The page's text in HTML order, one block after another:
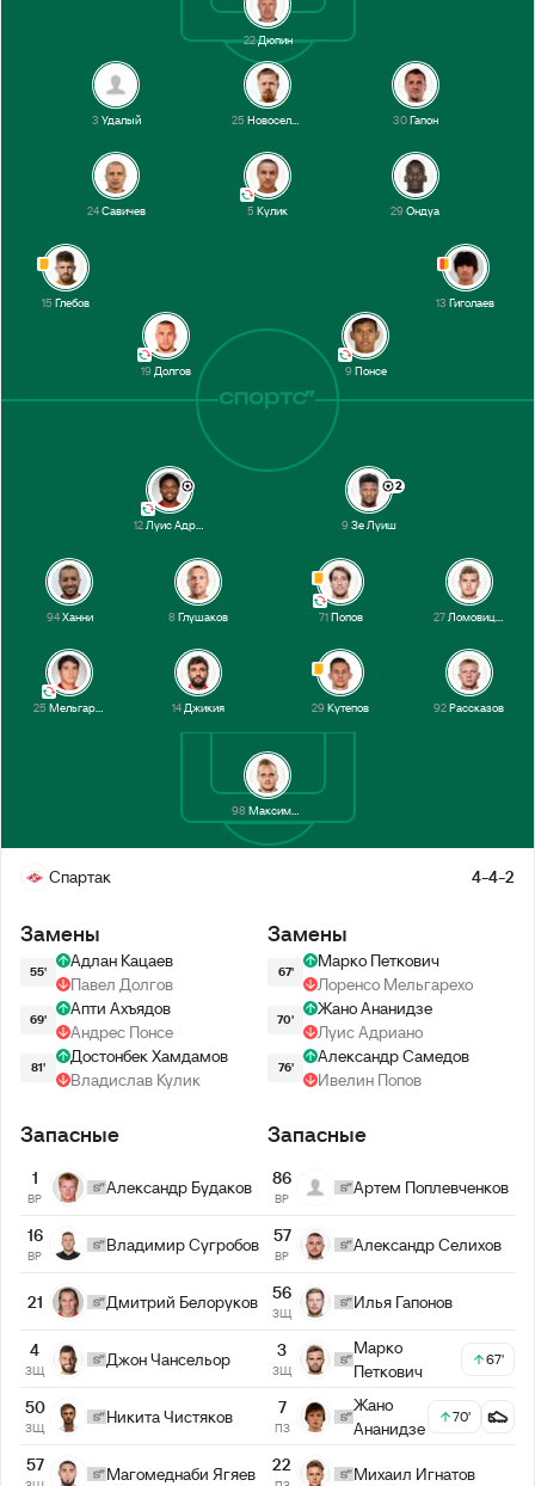
1-й тайм
22Дюпин
30Гапон
25 Новосельцев
3 Удалый
24Савичев
13 Гиголаев
15 Глебов
29Ондуа
5 Кулик
9Понсе
19Долгов
98Максименко
14Джикия 29Кутепов 92Рассказов
25 Мельгарехо
94Ханни 8Глушаков 71Попов 27Ломовицкий
12Луис Адриано
2
9Зе Луиш
Спартак 4-4-2
Замены
55'
Адлан Кацаев
Павел Долгов
69'
Апти Ахъядов
Андрес Понсе
81'
Достонбек Хамдамов
Владислав Кулик
Замены
67'
Марко Петкович
Лоренсо Мельгарехо
70'
Жано Ананидзе
Луис Адриано
76'
Александр Самедов
Ивелин Попов
Запасные
1
ВР
Александр Будаков
16
ВР
Владимир Сугробов
21 Дмитрий Белоруков
4
ЗЩ
Джон Чансельор
50
ЗЩ
Никита Чистяков
57 Магомеднаби Ягяев
Запасные
86
ВР
Артем Поплевченков
57
ВР
Александр Селихов
56
ЗЩ
Илья Гапонов
3
ЗЩ
Марко
Петкович
67'
7
ПЗ
Жано
Ананидзе
70'
22 Михаил Игнатов